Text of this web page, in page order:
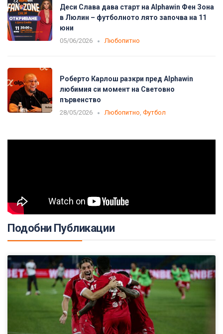
Деси Слава дава старт на Alphawin Фен Зона
в Люлин – футболното лято започва на 11
юни
05/06/2026 Любопитно
Роберто Карлош разкри пред Alphawin
любимия си момент на Световно
първенство
28/05/2026 Любопитно Футбол
Подобни Публикации